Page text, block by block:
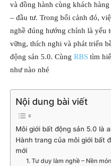
và đồng hành cùng khách
– đầu tư. Trong bối cảnh đó,
nghề đúng hướng chính là yếu
vững, thích nghi và phát triển
động sản 5.0. Cùng RBS tìm
như nào nhé
Nội dung bài viết
Môi giới bất động sản 5.0 là
Hành trang của môi giới bất
mới
1. Tư duy làm nghề – Nền